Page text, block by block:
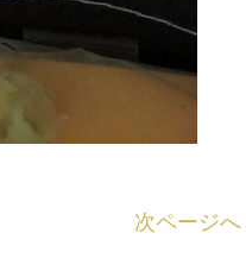
次ページへ